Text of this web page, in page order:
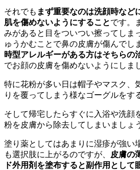
それでも まず重要なのは洗顔時など
肌を傷めないようにすることです。
みがあると目をついつい擦ってしま
ゅうかむことで鼻の皮膚が傷んでし
時型アレルギーがある方はそちらの
でお顔の皮膚を傷めないようにしま
特に花粉が多い日は帽子やマスク、
りを覆ってしまう様なゴーグルをす
そして帰宅したらすぐに入浴や洗顔
粉を皮膚から除去してしまいましょ
塗り薬としてはあまりに湿疹が強い
も選択肢に上がるのですが、
皮膚の
ド外用剤を塗布すると副作用として